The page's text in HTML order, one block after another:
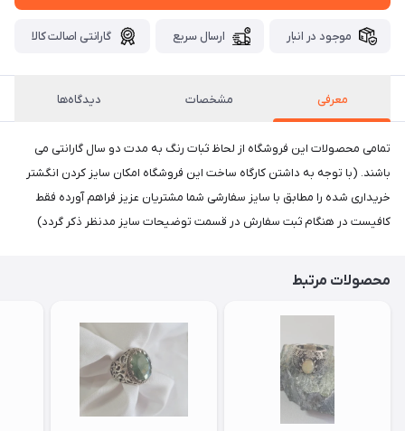
موجود در انبار ارسال سریع گارانتی اصالت کالا
معرفی مشخصات دیدگاه‌ها
تمامی محصولات این فروشگاه از لحاظ ثبات رنگ به مدت دو سال گارانتی می
باشند. (با توجه به داشتن کارگاه ساخت این فروشگاه امکان سایز کردن انگشتر
خریداری شده را مطابق با سایز سفارشی شما مشتریان عزیز فراهم آورده فقط
کافیست در هنگام ثبت سفارش در قسمت توضیحات سایز مدنظر ذکر گردد)
محصولات مرتبط